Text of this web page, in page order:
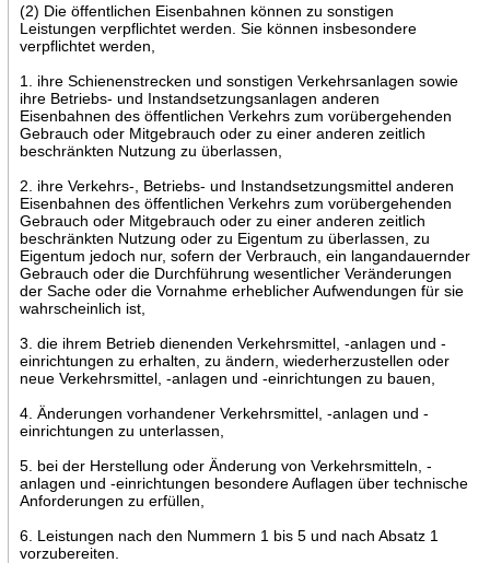
(2) Die öffentlichen Eisenbahnen können zu sonstigen
Leistungen verpflichtet werden. Sie können insbesondere
verpflichtet werden,
1. ihre Schienenstrecken und sonstigen Verkehrsanlagen sowie
ihre Betriebs- und Instandsetzungsanlagen anderen
Eisenbahnen des öffentlichen Verkehrs zum vorübergehenden
Gebrauch oder Mitgebrauch oder zu einer anderen zeitlich
beschränkten Nutzung zu überlassen,
2. ihre Verkehrs-, Betriebs- und Instandsetzungsmittel anderen
Eisenbahnen des öffentlichen Verkehrs zum vorübergehenden
Gebrauch oder Mitgebrauch oder zu einer anderen zeitlich
beschränkten Nutzung oder zu Eigentum zu überlassen, zu
Eigentum jedoch nur, sofern der Verbrauch, ein langandauernder
Gebrauch oder die Durchführung wesentlicher Veränderungen
der Sache oder die Vornahme erheblicher Aufwendungen für sie
wahrscheinlich ist,
3. die ihrem Betrieb dienenden Verkehrsmittel, -anlagen und -
einrichtungen zu erhalten, zu ändern, wiederherzustellen oder
neue Verkehrsmittel, -anlagen und -einrichtungen zu bauen,
4. Änderungen vorhandener Verkehrsmittel, -anlagen und -
einrichtungen zu unterlassen,
5. bei der Herstellung oder Änderung von Verkehrsmitteln, -
anlagen und -einrichtungen besondere Auflagen über technische
Anforderungen zu erfüllen,
6. Leistungen nach den Nummern 1 bis 5 und nach Absatz 1
vorzubereiten.